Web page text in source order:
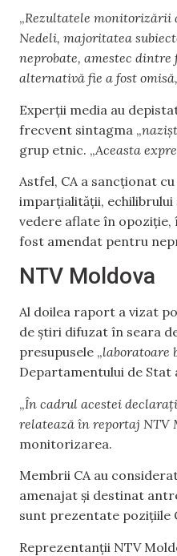
„Rezultatele monitorizării
Nedeli, majoritatea
neprobate, amestec
alternativă fie a fost
Experții media au
frecvent sintagma „
grup etnic. „Aceasta
Astfel, CA a sancționat
imparțialității,
vedere aflate în opoziţie,
fost amendat pentru
NTV Moldova
Al doilea raport a vizat
de știri difuzat în seara
presupusele „laboratoare
Departamentului de Stat
„În cadrul acestei
relatează în reportaj NTV
monitorizarea.
Membrii CA au
amenajat și destinat
sunt prezentate pozițiile
Reprezentanții NTV